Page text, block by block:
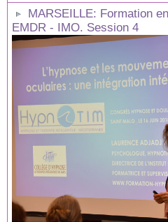
MARSEILLE: Formation
EMDR - IMO. Session 4